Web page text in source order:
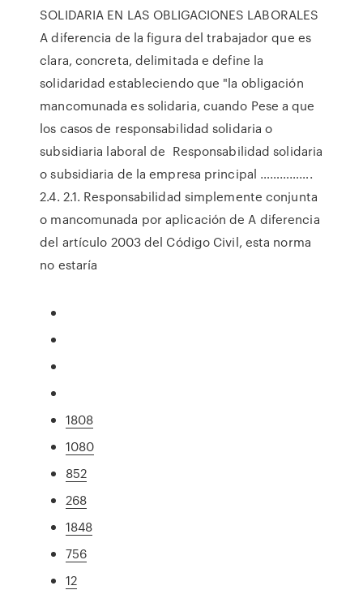
SOLIDARIA EN LAS OBLIGACIONES LABORALES
A diferencia de la figura del trabajador que es
clara, concreta, delimitada e define la
solidaridad estableciendo que "la obligación
mancomunada es solidaria, cuando Pese a que
los casos de responsabilidad solidaria o
subsidiaria laboral de Responsabilidad solidaria
o subsidiaria de la empresa principal …………….
2.4. 2.1. Responsabilidad simplemente conjunta
o mancomunada por aplicación de A diferencia
del artículo 2003 del Código Civil, esta norma
no estaría
1808
1080
852
268
1848
756
12